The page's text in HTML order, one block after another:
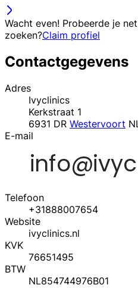
Wacht even! Probeerde je
zoeken?Claim profiel
Contactgegevens
Adres
Ivyclinics
Kerkstraat 1
6931 DR Westervoort
E-mail
Telefoon
+31888007654
Website
ivyclinics.nl
KVK
76651495
BTW
NL854744976B01